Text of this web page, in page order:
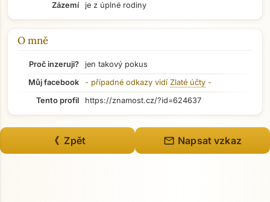
Přejít na hlavní obsah
Zázemí
je z úplné rodiny
O mně
Proč inzeruji?
jen takový pokus
Můj facebook
- případné odkazy vidí Zlaté účty -
Tento profil
https://znamost.cz/?id=624637
《 Zpět mail Napsat vzkaz